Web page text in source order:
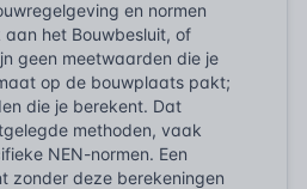
en normen
het Bouwbesluit, of
geen meetwaarden die je
op de bouwplaats pakt;
die je berekent. Dat
methoden, vaak
NEN-normen. Een
zonder deze berekeningen